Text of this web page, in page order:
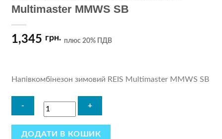
Multimaster MMWS SB
1,345 грн. плюс 20% ПДВ
Напівкомбінезон зимовий REIS Multimaster MMWS SB
ДОДАТИ В КОШИК